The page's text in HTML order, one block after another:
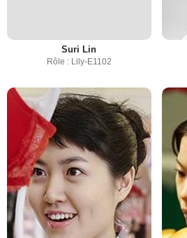
Suri Lin
Rôle : Lily-E1102